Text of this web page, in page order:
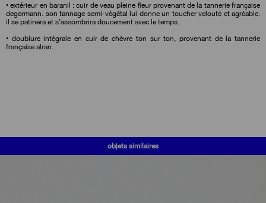
• extérieur en baranil : cuir de veau pleine fleur provenant de la tannerie française
degermann. son tannage semi-végétal lui donne un toucher velouté et agréable.
il se patinera et s’assombrira doucement avec le temps.
• doublure intégrale en cuir de chèvre ton sur ton, provenant de la tannerie
française alran.
objets similaires